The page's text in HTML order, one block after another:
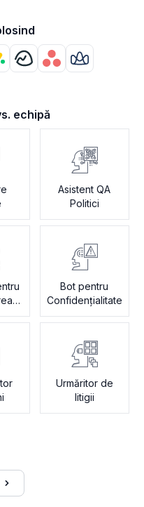
echipă
Asistent QA
Politici
Bot pentru
Confidențialitate
Urmăritor de
litigii